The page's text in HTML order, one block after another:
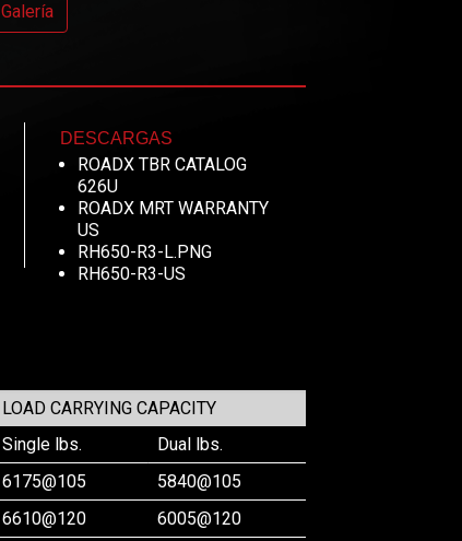
Galería
DESCARGAS
ROADX TBR CATALOG
626U
ROADX MRT WARRANTY
US
RH650-R3-L.PNG
RH650-R3-US
LOAD CARRYING CAPACITY
Single lbs.
Dual lbs.
6175@105
5840@105
6610@120
6005@120